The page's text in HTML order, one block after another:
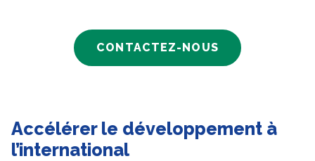
CONTACTEZ-NOUS
Accélérer le développement à
l’international